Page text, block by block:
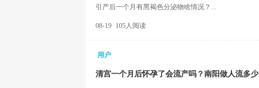
引产后一个月有黑褐色分泌物啥情况？...
08-19 105人阅读
用户
清宫一个月后怀孕了会流产吗？南阳做人流多少